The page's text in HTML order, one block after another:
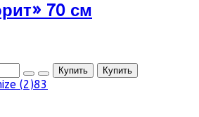
70 см